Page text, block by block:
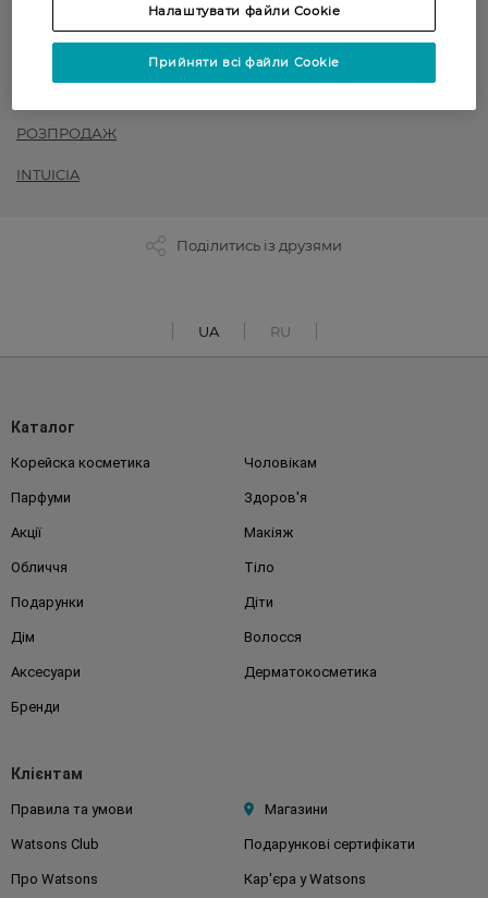
Жіночі колготки
до -50% на обраний асортимент товарів ТМ Women`s code,
РОЗПРОДАЖ
INTUICIA
Поділитись із друзями
UA RU
Каталог
Корейска косметика Чоловікам
Парфуми Здоров'я
Акції Макіяж
Обличчя Тіло
Подарунки Діти
Дім Волосся
Аксесуари Дерматокосметика
Бренди
Клієнтам
Правила та умови Магазини
Watsons Club Подарункові сертифікати
Про Watsons Кар'єра у Watsons
Налаштувати файли Cookie
Прийняти всі файли Cookie